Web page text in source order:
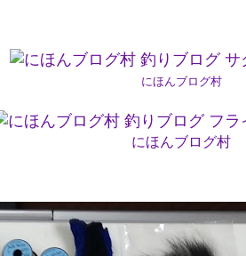
にほんブログ村
にほんブログ村